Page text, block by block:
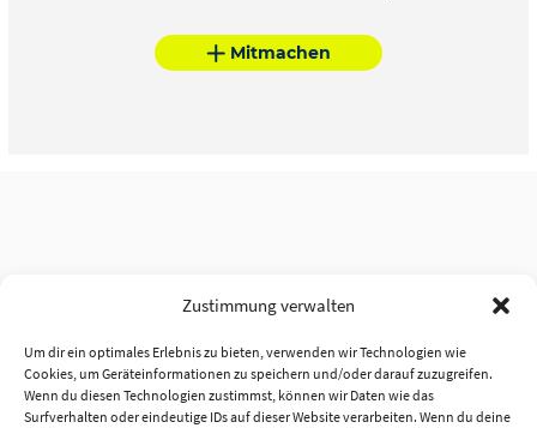
Zustimmung verwalten
Um dir ein optimales Erlebnis zu bieten, verwenden wir Technologien wie
Cookies, um Geräteinformationen zu speichern und/oder darauf zuzugreifen.
Wenn du diesen Technologien zustimmst, können wir Daten wie das
Surfverhalten oder eindeutige IDs auf dieser Website verarbeiten. Wenn du deine
Mitmachen